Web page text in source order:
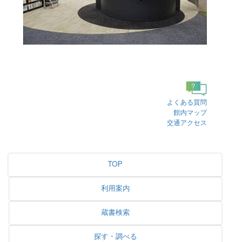
よくある質問
館内マップ
交通アクセス
TOP
利用案内
蔵書検索
探す・調べる